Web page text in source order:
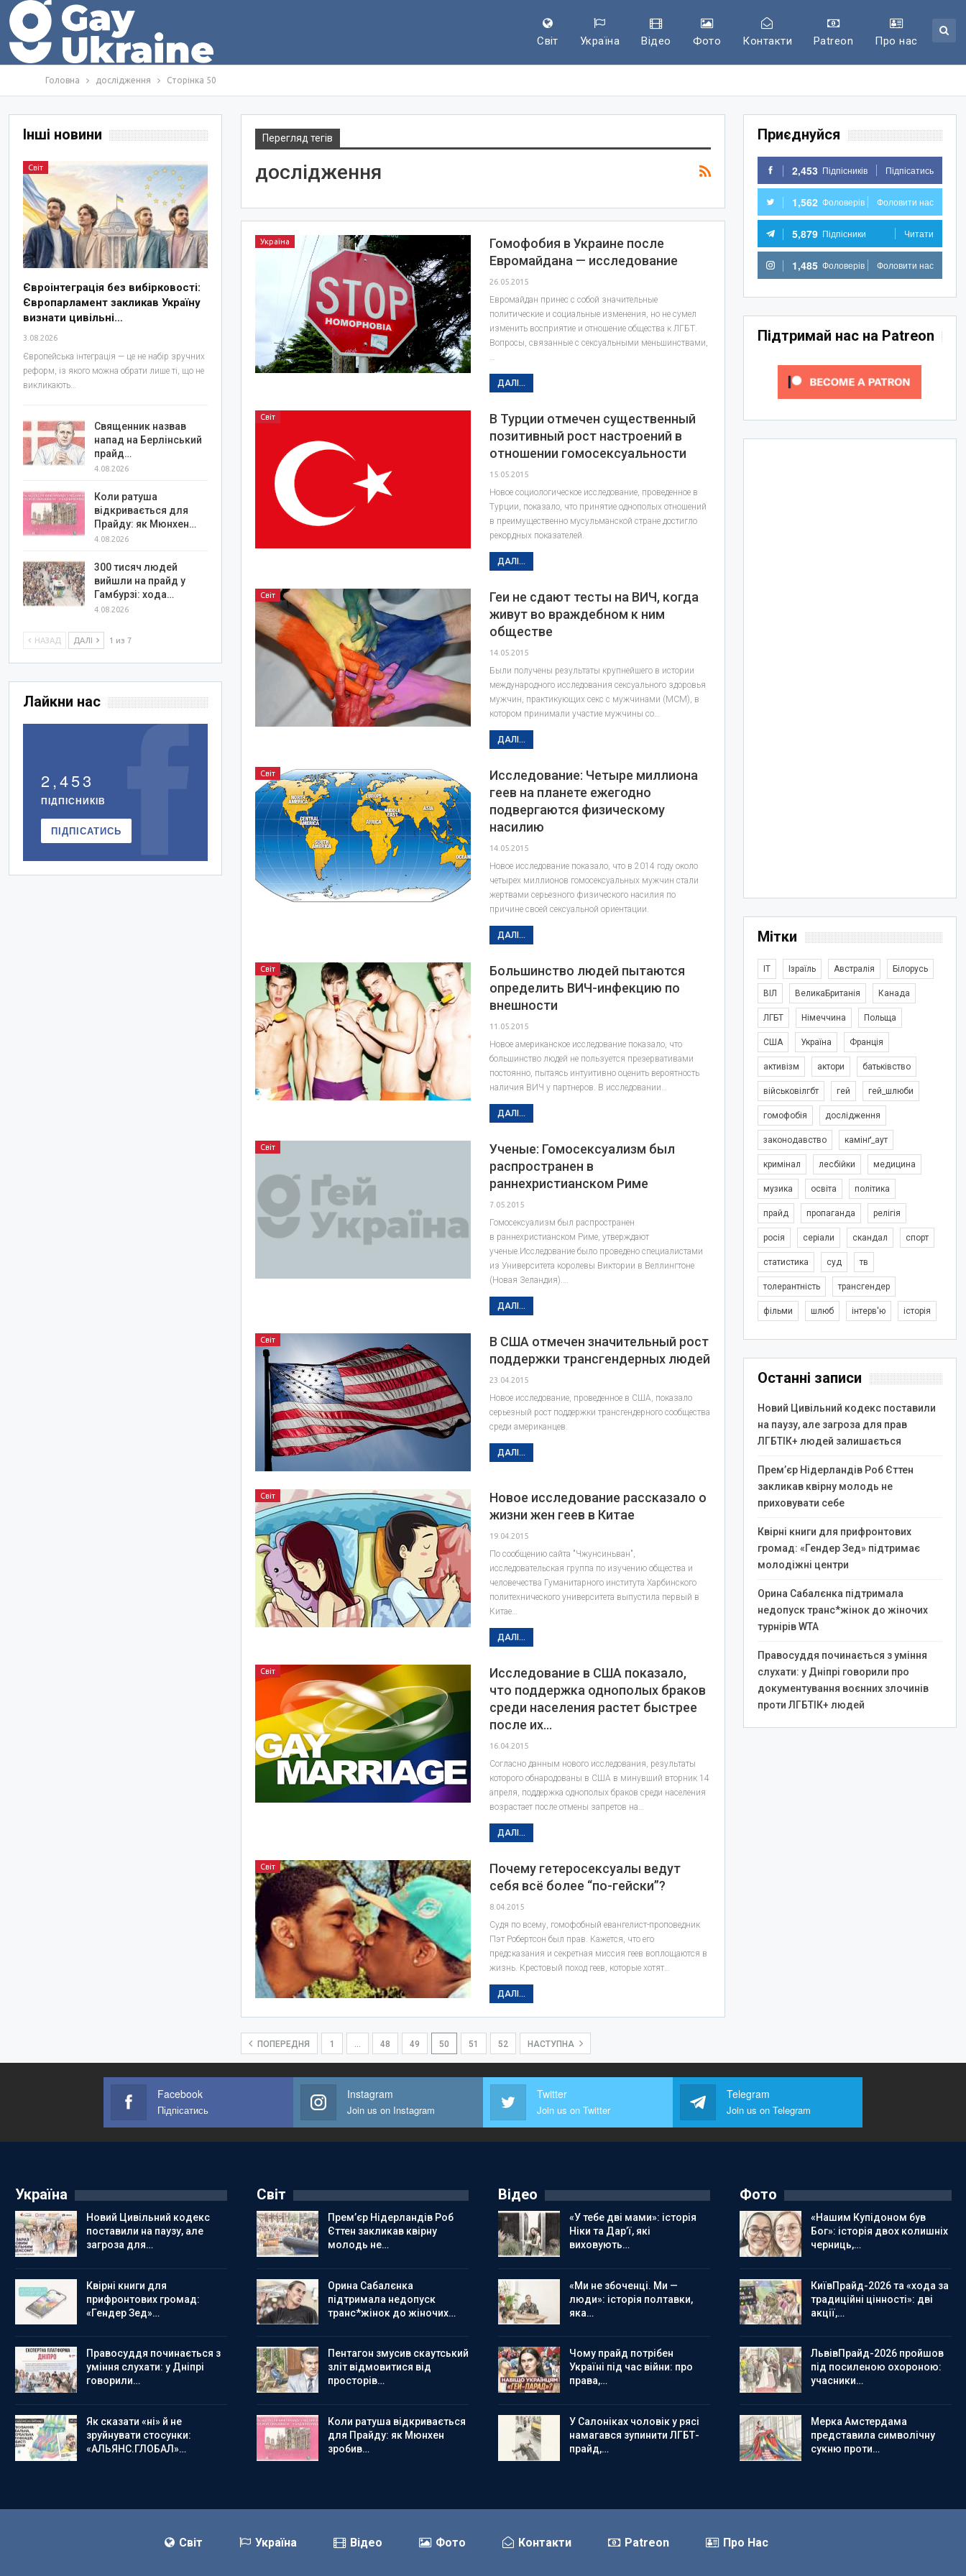
Світ Україна Відео Фото Контакти Patreon Про нас
Головна дослідження Сторінка 50
Перегляд тегів
дослідження
Україна
Гомофобия в Украине после
Евромайдана — исследование
26.05.2015
Евромайдан принес с собой значительные
политические и социальные изменения, но не сумел
изменить восприятие и отношение общества к ЛГБТ.
Вопросы, связанные с сексуальными меньшинствами,
ДАЛІ...
Світ
В Турции отмечен существенный
позитивный рост настроений в
отношении гомосексуальности
15.05.2015
Новое социологическое исследование, проведенное в
Турции, показало, что принятие однополых отношений
в преимущественно мусульманской стране достигло
рекордных показателей.
ДАЛІ...
Світ
Геи не сдают тесты на ВИЧ, когда
живут во враждебном к ним
обществе
14.05.2015
Были получены результаты крупнейшего в истории
международного исследования сексуального здоровья
мужчин, практикующих секс с мужчинами (МСМ), в
котором принимали участие мужчины со…
ДАЛІ...
Світ
Исследование: Четыре миллиона
геев на планете ежегодно
подвергаются физическому
насилию
14.05.2015
Новое исследование показало, что в 2014 году около
четырех миллионов гомосексуальных мужчин стали
жертвами серьезного физического насилия по
причине своей сексуальной ориентации.
ДАЛІ...
Світ
Большинство людей пытаются
определить ВИЧ-инфекцию по
внешности
11.05.2015
Новое американское исследование показало, что
большинство людей не пользуется презервативами
постоянно, пытаясь интуитивно оценить вероятность
наличия ВИЧ у партнеров. В исследовании…
ДАЛІ...
Світ
Ученые: Гомосексуализм был
распространен в
раннехристианском Риме
7.05.2015
Гомосексуализм был распространен
в раннехристианском Риме, утверждают
ученые.Исследование было проведено специалистами
из Университета королевы Виктории в Веллингтоне
(Новая Зеландия).…
ДАЛІ...
Світ
В США отмечен значительный рост
поддержки трансгендерных людей
23.04.2015
Новое исследование, проведенное в США, показало
серьезный рост поддержки трансгендерного сообщества
среди американцев.
ДАЛІ...
Світ
Новое исследование рассказало о
жизни жен геев в Китае
19.04.2015
По сообщению сайта "Чжунсиньван",
исследовательская группа по изучению общества и
человечества Гуманитарного института Харбинского
политехнического университета выпустила первый в
Китае…
ДАЛІ...
Світ
Исследование в США показало,
что поддержка однополых браков
среди населения растет быстрее
после их…
16.04.2015
Согласно данным нового исследования, результаты
которого обнародованы в США в минувший вторник 14
апреля, поддержка однополых браков среди населения
возрастает после отмены запретов на…
ДАЛІ...
Світ
Почему гетеросексуалы ведут
себя всё более “по-гейски”?
8.04.2015
Судя по всему, гомофобный евангелист-проповедник
Пэт Робертсон был прав. Кажется, что его
предсказания и секретная миссия геев воплощаются в
жизнь. Крестовый поход геев, которые хотят…
ДАЛІ...
ПОПЕРЕДНЯ 1 48 49 50 51 52 НАСТУПНА
Приєднуйся
2,453 Підпісників Підпісатись
1,562 Фоловерів Фоловити нас
5,879 Підпісники Читати
1,485 Фоловерів Фоловити нас
Підтримай нас на Patreon
Мітки
IT Ізраїль Австралія Білорусь
ВІЛ ВеликаБританія Канада
ЛГБТ Німеччина Польща
США Україна Франція
активізм актори батьківство
військовілгбт гей гей_шлюби
гомофобія дослідження
законодавство камінґ_аут
кримінал лесбійки медицина
музика освіта політика
прайд пропаганда релігія
росія серіали скандал спорт
статистика суд тв
толерантність трансгендер
фільми шлюб інтерв'ю історія
Останні записи
Новий Цивільний кодекс поставили
на паузу, але загроза для прав
ЛГБТІК+ людей залишається
Прем’єр Нідерландів Роб Єттен
закликав квірну молодь не
приховувати себе
Квірні книги для прифронтових
громад: «Гендер Зед» підтримає
молодіжні центри
Орина Сабалєнка підтримала
недопуск транс*жінок до жіночих
турнірів WTA
Правосуддя починається з уміння
слухати: у Дніпрі говорили про
документування воєнних злочинів
проти ЛГБТІК+ людей
Інші новини
Світ
Євроінтеграція без вибірковості:
Європарламент закликав Україну
визнати цивільні…
3.08.2026
Європейська інтеграція — це не набір зручних
реформ, із якого можна обрати лише ті, що не
викликають…
Священник назвав
напад на Берлінський
прайд…
4.08.2026
Коли ратуша
відкривається для
Прайду: як Мюнхен…
4.08.2026
300 тисяч людей
вийшли на прайд у
Гамбурзі: хода…
4.08.2026
НАЗАД ДАЛІ 1 из 7
Лайкни нас
2,453
ПІДПІСНИКІВ
ПІДПІСАТИСЬ
Facebook
Підпісатись
Instagram
Join us on Instagram
Twitter
Join us on Twitter
Telegram
Join us on Telegram
Україна
Новий Цивільний кодекс
поставили на паузу, але
загроза для…
Квірні книги для
прифронтових громад:
«Гендер Зед»…
Правосуддя починається з
уміння слухати: у Дніпрі
говорили…
Як сказати «ні» й не
зруйнувати стосунки:
«АЛЬЯНС.ГЛОБАЛ»…
Світ
Прем’єр Нідерландів Роб
Єттен закликав квірну
молодь не…
Орина Сабалєнка
підтримала недопуск
транс*жінок до жіночих…
Пентагон змусив скаутський
зліт відмовитися від
просторів…
Коли ратуша відкривається
для Прайду: як Мюнхен
зробив…
Відео
«У тебе дві мами»: історія
Ніки та Дар’ї, які
виховують…
«Ми не збоченці. Ми —
люди»: історія полтавки,
яка…
Чому прайд потрібен
Україні під час війни: про
права,…
У Салоніках чоловік у рясі
намагався зупинити ЛГБТ-
прайд,…
Фото
«Нашим Купідоном був
Бог»: історія двох колишніх
черниць,…
КиївПрайд-2026 та «хода за
традиційні цінності»: дві
акції,…
ЛьвівПрайд-2026 пройшов
під посиленою охороною:
учасники…
Мерка Амстердама
представила символічну
сукню проти…
Світ Україна Відео Фото Контакти Patreon Про Нас